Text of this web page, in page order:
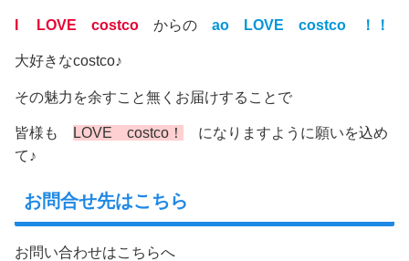
I LOVE costco からの ao LOVE costco ！！
大好きなcostco♪
その魅力を余すこと無くお届けすることで
皆様も LOVE costco！
になりますように願いを込め
て♪
お問合せ先はこちら
お問い合わせはこちらへ